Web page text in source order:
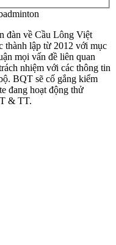
đàn về Cầu Lông Việt
thành lập từ 2012 với mục
mọi vấn đề liên quan
nhiệm với các thông tin
BQT sẽ cố gắng kiểm
đang hoạt động thử
& TT.